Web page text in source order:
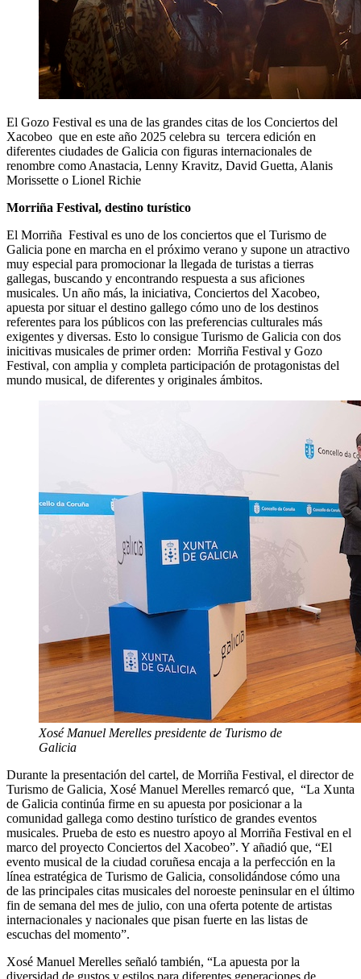
El Gozo Festival es una de las grandes citas de los Conciertos del
Xacobeo que en este año 2025 celebra su tercera edición en
diferentes ciudades de Galicia con figuras internacionales de
renombre como Anastacia, Lenny Kravitz, David Guetta, Alanis
Morissette o Lionel Richie
Morriña Festival, destino turístico
El Morriña Festival es uno de los conciertos que el Turismo de
Galicia pone en marcha en el próximo verano y supone un atractivo
muy especial para promocionar la llegada de turistas a tierras
gallegas, buscando y encontrando respuesta a sus aficiones
musicales. Un año más, la iniciativa, Conciertos del Xacobeo,
apuesta por situar el destino gallego cómo uno de los destinos
referentes para los públicos con las preferencias culturales más
exigentes y diversas. Esto lo consigue Turismo de Galicia con dos
inicitivas musicales de primer orden: Morriña Festival y Gozo
Festival, con amplia y completa participación de protagonistas del
mundo musical, de diferentes y originales ámbitos.
Xosé Manuel Merelles presidente de Turismo de
Galicia
Durante la presentación del cartel, de Morriña Festival, el director de
Turismo de Galicia, Xosé Manuel Merelles remarcó que, “La Xunta
de Galicia continúa firme en su apuesta por posicionar a la
comunidad gallega como destino turístico de grandes eventos
musicales. Prueba de esto es nuestro apoyo al Morriña Festival en el
marco del proyecto Conciertos del Xacobeo”. Y añadió que, “El
evento musical de la ciudad coruñesa encaja a la perfección en la
línea estratégica de Turismo de Galicia, consolidándose cómo una
de las principales citas musicales del noroeste peninsular en el último
fin de semana del mes de julio, con una oferta potente de artistas
internacionales y nacionales que pisan fuerte en las listas de
escuchas del momento”.
Xosé Manuel Merelles señaló también, “La apuesta por la
diversidad de gustos y estilos para diferentes generaciones de